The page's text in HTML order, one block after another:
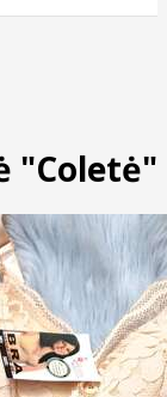
"Coletė"